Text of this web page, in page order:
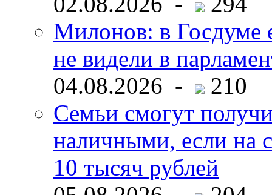
Милонов: в Госдуме
не видели в
04.08.2026 -
210
Семьи смогут
наличными, если на
10 тысяч рублей